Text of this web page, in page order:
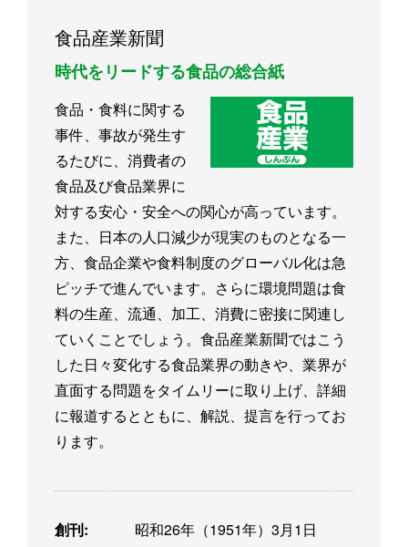
食品産業新聞
時代をリードする食品の総合紙
食品・食料に関する
事件、事故が発生す
るたびに、消費者の
食品及び食品業界に
対する安心・安全への関心が高っています。
また、日本の人口減少が現実のものとなる一
方、食品企業や食料制度のグローバル化は急
ピッチで進んでいます。さらに環境問題は食
料の生産、流通、加工、消費に密接に関連し
ていくことでしょう。食品産業新聞ではこう
した日々変化する食品業界の動きや、業界が
直面する問題をタイムリーに取り上げ、詳細
に報道するとともに、解説、提言を行ってお
ります。
創刊:
昭和26年（1951年）3月1日